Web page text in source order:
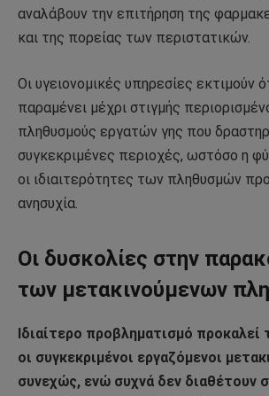
αναλάβουν την επιτήρηση της
και της πορείας των περιστατικών.
Οι υγειονομικές υπηρεσίες εκτιμούν
παραμένει μέχρι στιγμής
πληθυσμούς εργατών γης που
συγκεκριμένες περιοχές, ωστόσο η
οι ιδιαιτερότητες των πληθυσμών
ανησυχία.
Οι δυσκολίες στην
των μετακινούμενων
Ιδιαίτερο προβληματισμό προκαλεί
οι συγκεκριμένοι εργαζόμενοι
συνεχώς, ενώ συχνά δεν διαθέτουν